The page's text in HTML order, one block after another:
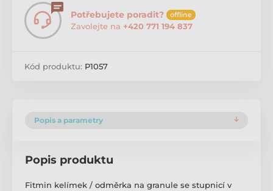
Potřebujete poradit? offline
Zavolejte na +420 771 194 837
Kód produktu: P1057
Popis a parametry
Popis produktu
Fitmin kelímek / odměrka na granule se stupnicí v